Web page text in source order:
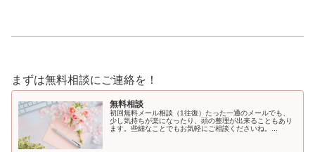
まずは無料相談にご連絡を！
無料相談
初回無料メール相談（1往復）たった一通のメールでも、
少し気持ちが楽になったり、頭の整理が出来ることもあり
ます。些細なことでもお気軽にご相談くださいね。...